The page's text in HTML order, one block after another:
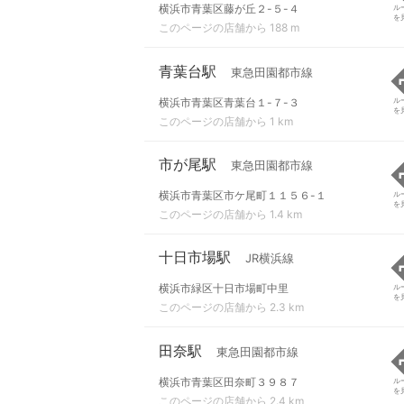
横浜市青葉区藤が丘２-５-４
このページの店舗から 188 m
ル
を
青葉台駅 東急田園都市線
横浜市青葉区青葉台１-７-３
このページの店舗から 1 km
ル
を
市が尾駅 東急田園都市線
横浜市青葉区市ケ尾町１１５６-１
このページの店舗から 1.4 km
ル
を
十日市場駅 JR横浜線
横浜市緑区十日市場町中里
このページの店舗から 2.3 km
ル
を
田奈駅 東急田園都市線
横浜市青葉区田奈町３９８７
このページの店舗から 2.4 km
ル
を